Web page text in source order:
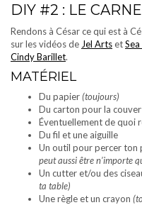
DIY #2 : LE
Rendons à César ce qui est à
sur les vidéos de Jel Artset
Cindy Barillet.
MATÉRIEL
Du papier(toujours)
Du carton pour la
Éventuellement de quoi
Du fil et une aiguille
Un outil pour percer ton
peut aussi être n’importe
Un cutter et/ou des
ta table)
Une règle et un crayon